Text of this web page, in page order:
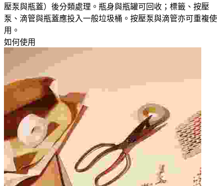
壓泵與瓶蓋）後分類處理。瓶身與瓶罐可回收；標籤、按壓
泵、滴管與瓶蓋應投入一般垃圾桶。按壓泵與滴管亦可重複使
用。​
如何使用